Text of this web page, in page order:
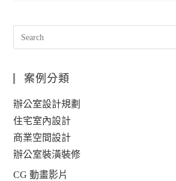
案例分類
辦公室設計規劃
住宅室內設計
商業空間設計
辦公室裝潢裝修
CG 動畫影片